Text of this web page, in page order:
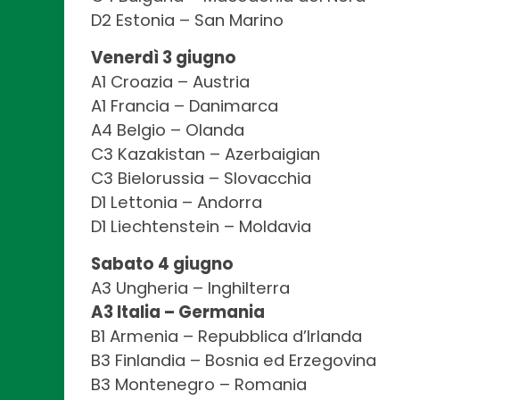
D2 Estonia – San Marino
Venerdì 3 giugno
A1 Croazia – Austria
A1 Francia – Danimarca
A4 Belgio – Olanda
C3 Kazakistan – Azerbaigian
C3 Bielorussia – Slovacchia
D1 Lettonia – Andorra
D1 Liechtenstein – Moldavia
Sabato 4 giugno
A3 Ungheria – Inghilterra
A3 Italia – Germania
B1 Armenia – Repubblica d’Irlanda
B3 Finlandia – Bosnia ed Erzegovina
B3 Montenegro – Romania